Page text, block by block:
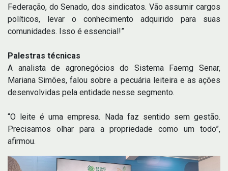
Federação, do Senado, dos sindicatos. Vão assumir cargos
políticos, levar o conhecimento adquirido para suas
comunidades. Isso é essencial!”
Palestras técnicas
A analista de agronegócios do Sistema Faemg Senar,
Mariana Simões, falou sobre a pecuária leiteira e as ações
desenvolvidas pela entidade nesse segmento.
“O leite é uma empresa. Nada faz sentido sem gestão.
Precisamos olhar para a propriedade como um todo”,
afirmou.